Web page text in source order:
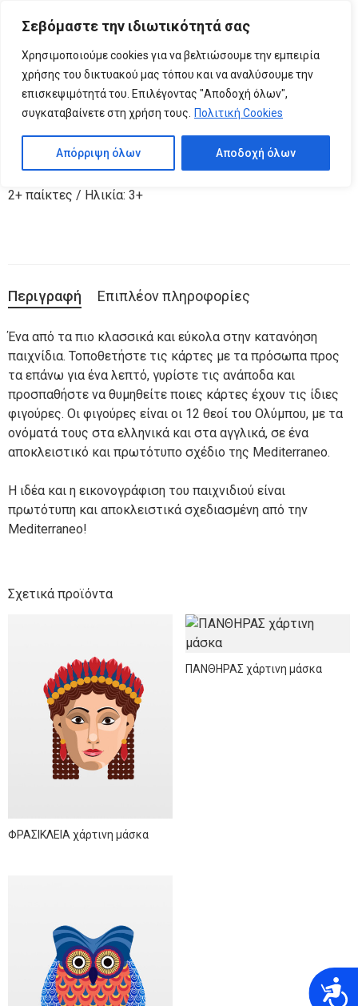
Σεβόμαστε την ιδιωτικότητά σας
Χρησιμοποιούμε cookies για να βελτιώσουμε την εμπειρία
χρήσης του δικτυακού μας τόπου και να αναλύσουμε την
επισκεψιμότητά του. Επιλέγοντας "Αποδοχή όλων",
συγκαταβαίνετε στη χρήση τους.
Πολιτική Cookies
Απόρριψη όλων Αποδοχή όλων
note:
This
website
includes
accessibility
Παιχνίδι Μνήμης – Αρχαιοελληνικοί Θεοί
Περιλαμβάνει: Δύο σετ καρτών μνήμης με τους 12
Ολύμπιους θεούς
2+ παίκτες / Ηλικία: 3+
Κωδικός προϊόντος:05.11.005
Κατηγορίες:ΕΠΙΤΡΑΠΕΖΙΑ ΠΑΙΧΝΙΔΙΑ,ΠΑΙΧΝΙΔΙΑ
Περιγραφή Επιπλέον πληροφορίες
Ένα από τα πιο κλασσικά και εύκολα στην κατανόηση
παιχνίδια. Τοποθετήστε τις κάρτες με τα πρόσωπα προς
τα επάνω για ένα λεπτό, γυρίστε τις ανάποδα και
προσπαθήστε να θυμηθείτε ποιες κάρτες έχουν τις ίδιες
φιγούρες. Οι φιγούρες είναι οι 12 θεοί του Ολύμπου, με τα
ονόματά τους στα ελληνικά και στα αγγλικά, σε ένα
αποκλειστικό και πρωτότυπο σχέδιο της Mediterraneo.
Η ιδέα και η εικονογράφιση του παιχνιδιού είναι
πρωτότυπη και αποκλειστικά σχεδιασμένη από την
Mediterraneo!
Σχετικά προϊόντα
ΦΡΑΣΙΚΛΕΙΑ χάρτινη μάσκα
ΠΑΝΘΗΡΑΣ χάρτινη μάσκα